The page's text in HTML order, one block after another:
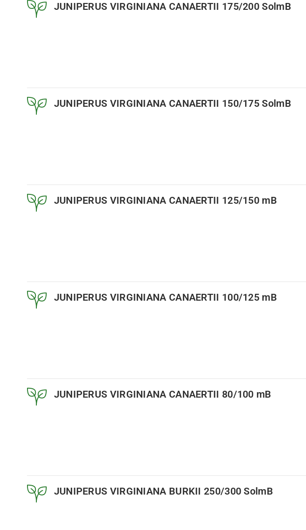
JUNIPERUS VIRGINIANA CANAERTII 175/200 SolmB
JUNIPERUS VIRGINIANA CANAERTII 150/175 SolmB
JUNIPERUS VIRGINIANA CANAERTII 125/150 mB
JUNIPERUS VIRGINIANA CANAERTII 100/125 mB
JUNIPERUS VIRGINIANA CANAERTII 80/100 mB
JUNIPERUS VIRGINIANA BURKII 250/300 SolmB